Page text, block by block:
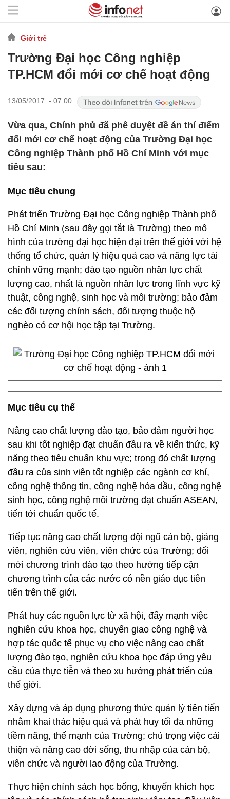
Giới trẻ
Trường Đại học Công nghiệp
TP.HCM đổi mới cơ chế hoạt động
13/05/2017 - 07:00
Vừa qua, Chính phủ đã phê duyệt đề án thí điểm
đổi mới cơ chế hoạt động của Trường Đại học
Công nghiệp Thành phố Hồ Chí Minh với mục
tiêu sau:
Mục tiêu chung
Phát triển Trường Đại học Công nghiệp Thành phố
Hồ Chí Minh (sau đây gọi tắt là Trường) theo mô
hình của trường đại học hiện đại trên thế giới với hệ
thống tổ chức, quản lý hiệu quả cao và năng lực tài
chính vững mạnh; đào tạo nguồn nhân lực chất
lượng cao, nhất là nguồn nhân lực trong lĩnh vực kỹ
thuật, công nghệ, sinh học và môi trường; bảo đảm
các đối tượng chính sách, đối tượng thuộc hộ
nghèo có cơ hội học tập tại Trường.
Mục tiêu cụ thể
Nâng cao chất lượng đào tạo, bảo đảm người học
sau khi tốt nghiệp đạt chuẩn đầu ra về kiến thức, kỹ
năng theo tiêu chuẩn khu vực; trong đó chất lượng
đầu ra của sinh viên tốt nghiệp các ngành cơ khí,
công nghệ thông tin, công nghệ hóa dầu, công nghệ
sinh học, công nghệ môi trường đạt chuẩn ASEAN,
tiến tới chuẩn quốc tế.
Tiếp tục nâng cao chất lượng đội ngũ cán bộ, giảng
viên, nghiên cứu viên, viên chức của Trường; đổi
mới chương trình đào tạo theo hướng tiếp cận
chương trình của các nước có nền giáo dục tiên
tiến trên thế giới.
Phát huy các nguồn lực từ xã hội, đẩy mạnh việc
nghiên cứu khoa học, chuyển giao công nghệ và
hợp tác quốc tế phục vụ cho việc nâng cao chất
lượng đào tạo, nghiên cứu khoa học đáp ứng yêu
cầu của thực tiễn và theo xu hướng phát triển của
thế giới.
Xây dựng và áp dụng phương thức quản lý tiên tiến
nhằm khai thác hiệu quả và phát huy tối đa những
tiềm năng, thế mạnh của Trường; chú trọng việc cải
thiện và nâng cao đời sống, thu nhập của cán bộ,
viên chức và người lao động của Trường.
Thực hiện chính sách học bổng, khuyến khích học